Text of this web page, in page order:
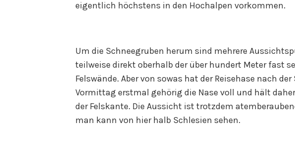
eigentlich höchstens in den Hochalpen vorkommen.
Um die Schneegruben herum sind mehrere
teilweise direkt oberhalb der über hundert Meter fast
Felswände. Aber von sowas hat der Reisehase nach
Vormittag erstmal gehörig die Nase voll und hält
der Felskante. Die Aussicht ist trotzdem
man kann von hier halb Schlesien sehen.